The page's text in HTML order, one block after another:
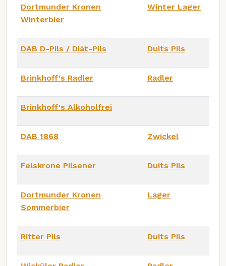
Dortmunder Kronen
Winterbier
Winter Lager
DAB D-Pils / Diät-Pils Duits Pils
Brinkhoff's Radler Radler
Brinkhoff's Alkoholfrei
DAB 1868 Zwickel
Felskrone Pilsener Duits Pils
Dortmunder Kronen
Sommerbier
Lager
Ritter Pils Duits Pils